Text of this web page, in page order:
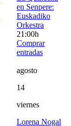
en Senpere:
Euskadiko
Orkestra
21:00h
Comprar
entradas
agosto
14
viernes
Lorena Nogal